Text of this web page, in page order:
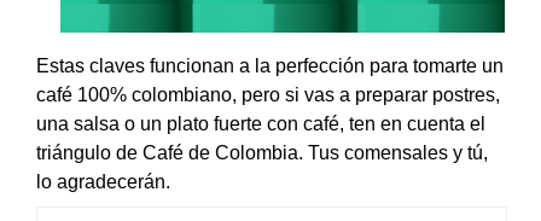
Estas claves funcionan a la perfección para tomarte un
café 100% colombiano, pero si vas a preparar postres,
una salsa o un plato fuerte con café, ten en cuenta el
triángulo de Café de Colombia. Tus comensales y tú,
lo agradecerán.